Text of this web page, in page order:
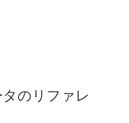
のリファレ